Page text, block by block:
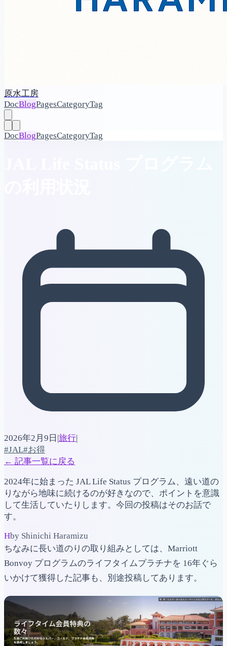
原水工房
DocBlogPagesCategoryTag
DocBlogPagesCategoryTag
2026年2月9日 |旅行|
#JAL#お得
← 記事一覧に戻る
2024年に始まった JAL Life Status プログラム、遠い道の
りながら地味に続けるのが好きなので、ポイントを意識
して生活していたりします。今回の投稿はそのお話で
す。
Hby Shinichi Haramizu
ちなみに長い道のりの取り組みとしては、Marriott
Bonvoy プログラムのライフタイムプラチナを 16年ぐら
いかけて獲得した記事も、別途投稿してあります。